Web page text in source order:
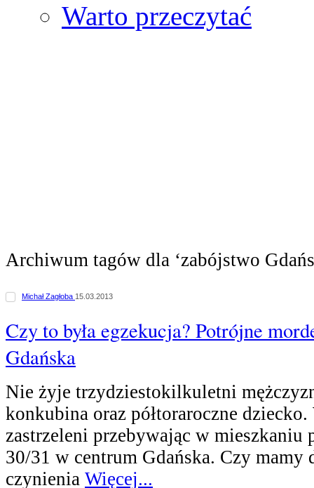
Warto przeczytać
Archiwum tagów dla ‘zabójstwo
Michał Zagłoba 15.03.2013
Czy to była egzekucja? Potrójne
Gdańska
Nie żyje trzydziestokilkuletni
konkubina oraz półtoraroczne
zastrzeleni przebywając w mieszkaniu
30/31 w centrum Gdańska. Czy mamy
czynienia Więcej...